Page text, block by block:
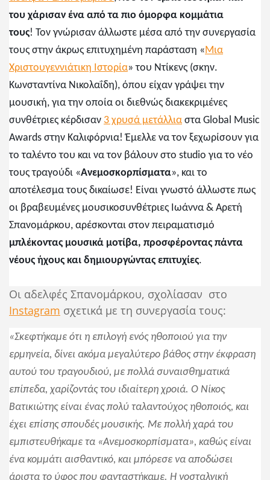
του χάρισαν ένα από τα πιο όμορφα κομμάτια
τους! Τον γνώρισαν άλλωστε μέσα από την συνεργασία
τους στην άκρως επιτυχημένη παράσταση «Μια
Χριστουγεννιάτικη Ιστορία» του Ντίκενς (σκην.
Κωνσταντίνα Νικολαΐδη), όπου είχαν γράψει την
μουσική, για την οποία οι διεθνώς διακεκριμένες
συνθέτριες κέρδισαν 3 χρυσά μετάλλιαστα Global Music
Awards στην Καλιφόρνια! Έμελλε να τον ξεχωρίσουν για
το ταλέντο του και να τον βάλουν στο studio για το νέο
τους τραγούδι «Ανεμοσκορπίσματα», και το
αποτέλεσμα τους δικαίωσε! Είναι γνωστό άλλωστε πως
οι βραβευμένες μουσικοσυνθέτριες Ιωάννα & Αρετή
Σπανομάρκου, αρέσκονται στον πειραματισμό
μπλέκοντας μουσικά μοτίβα, προσφέροντας πάντα
νέους ήχους και δημιουργώντας επιτυχίες.
Οι αδελφές Σπανομάρκου, σχολίασαν στο
Instagram σχετικά με τη συνεργασία τους:
«Σκεφτήκαμε ότι η επιλογή ενός ηθοποιού για την
ερμηνεία, δίνει ακόμα μεγαλύτερο βάθος στην έκφραση
αυτού του τραγουδιού, με πολλά συναισθηματικά
επίπεδα, χαρίζοντάς του ιδιαίτερη χροιά. Ο Νίκος
Βατικιώτης είναι ένας πολύ ταλαντούχος ηθοποιός, και
έχει επίσης σπουδές μουσικής. Με πολλή χαρά του
εμπιστευθήκαμε τα «Ανεμοσκορπίσματα», καθώς είναι
ένα κομμάτι αισθαντικό, και μπόρεσε να αποδώσει
άριστα το ύφος που φανταστήκαμε. Η νοσταλγική